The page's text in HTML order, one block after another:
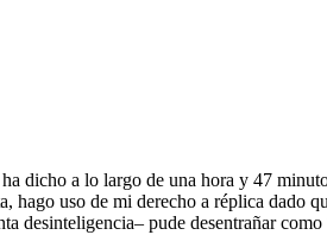
dicho a lo largo de una hora y 47
hago uso de mi derecho a réplica
desinteligencia– pude desentrañar como